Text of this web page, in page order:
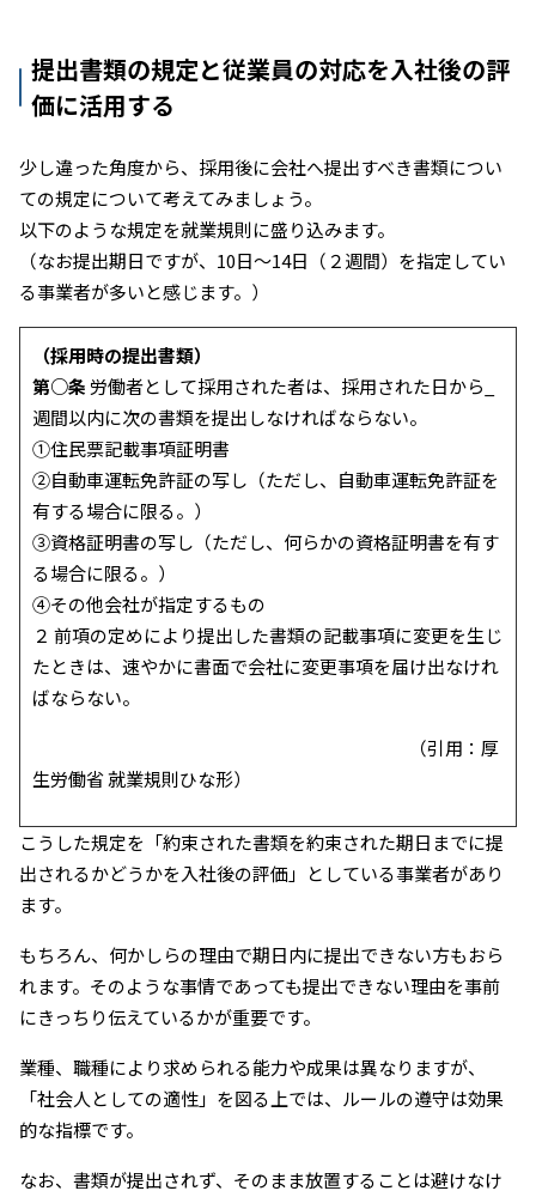
提出書類の規定と従業員の対応を入社後の評
価に活用する
少し違った角度から、採用後に会社へ提出すべき書類につい
ての規定について考えてみましょう。
以下のような規定を就業規則に盛り込みます。
（なお提出期日ですが、10日〜14日（２週間）を指定してい
る事業者が多いと感じます。）
（採用時の提出書類）
第○条 労働者として採用された者は、採用された日から_
週間以内に次の書類を提出しなければならない。
①住民票記載事項証明書
②自動車運転免許証の写し（ただし、自動車運転免許証を
有する場合に限る。）
③資格証明書の写し（ただし、何らかの資格証明書を有す
る場合に限る。）
④その他会社が指定するもの
２ 前項の定めにより提出した書類の記載事項に変更を生じ
たときは、速やかに書面で会社に変更事項を届け出なけれ
ばならない。
（引用：厚
生労働省 就業規則ひな形）
こうした規定を「約束された書類を約束された期日までに提
出されるかどうかを入社後の評価」としている事業者があり
ます。
もちろん、何かしらの理由で期日内に提出できない方もおら
れます。そのような事情であっても提出できない理由を事前
にきっちり伝えているかが重要です。
業種、職種により求められる能力や成果は異なりますが、
「社会人としての適性」を図る上では、ルールの遵守は効果
的な指標です。
なお、書類が提出されず、そのまま放置することは避けなけ